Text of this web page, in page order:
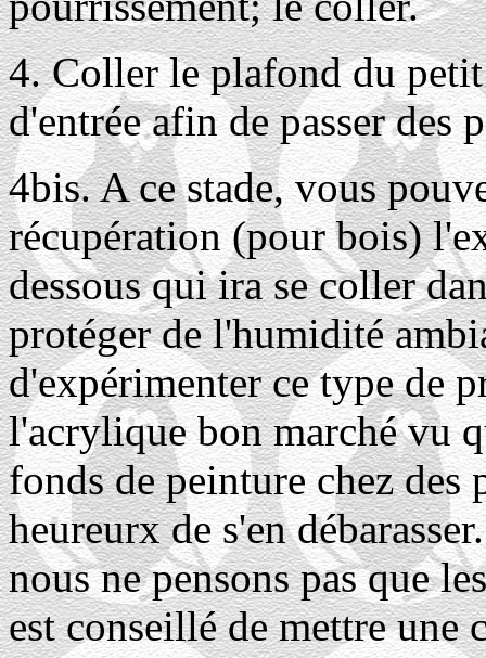
4. Coller le plafond du
d'entrée afin de passer des
4bis. A ce stade, vous
récupération (pour bois)
dessous qui ira se coller
protéger de l'humidité
d'expérimenter ce type de
l'acrylique bon marché vu
fonds de peinture chez
heureurx de s'en
nous ne pensons pas que
est conseillé de mettre